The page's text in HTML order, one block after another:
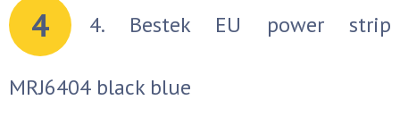
4 4. Bestek EU power strip
MRJ6404 black blue